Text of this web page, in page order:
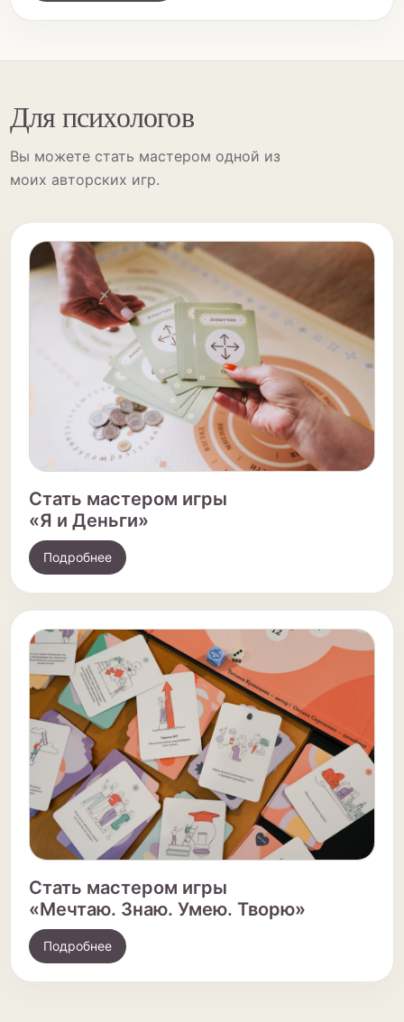
Для психологов
Вы можете стать мастером одной из
моих авторских игр.
Стать мастером игры
«Я и Деньги»
Подробнее
Стать мастером игры
«Мечтаю. Знаю. Умею. Творю»
Подробнее